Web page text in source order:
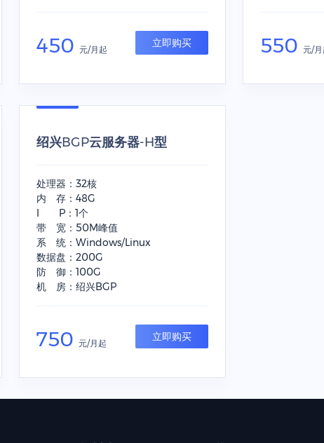
450元/月起
立即购买 550 元/月
绍兴BGP云服务器-H型
处理器：32核
内 存：48G
I P：1个
带 宽：50M峰值
系 统：Windows/Linux
数据盘：200G
防 御：100G
机 房：绍兴BGP
750元/月起
立即购买